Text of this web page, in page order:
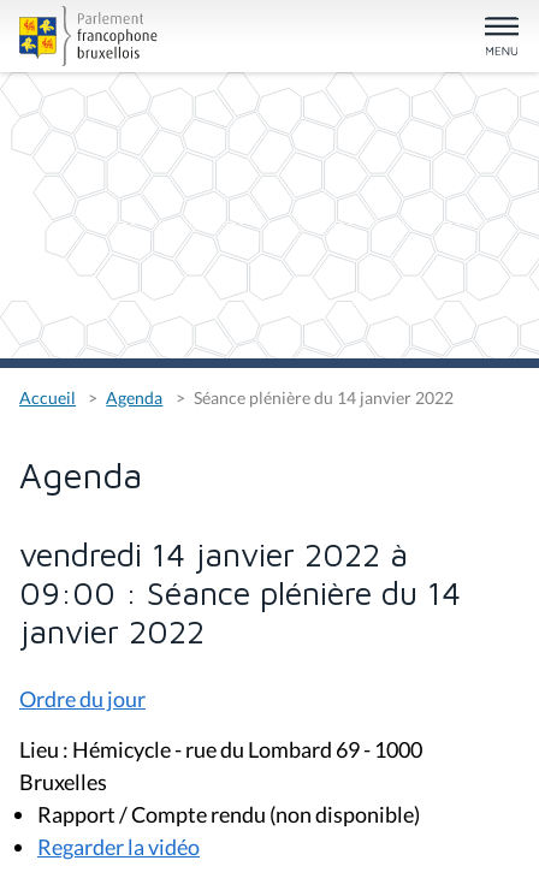
Accueil Agenda Séance plénière du 14 janvier 2022
Agenda
vendredi 14 janvier 2022 à
09:00 : Séance plénière du 14
janvier 2022
Ordre du jour
Lieu : Hémicycle - rue du Lombard 69 - 1000
Bruxelles
Rapport / Compte rendu (non disponible)
Regarder la vidéo